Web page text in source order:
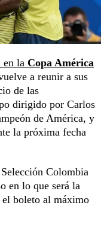
en la Copa América
a reunir a sus
de las
dirigido por Carlos
de América, y
la próxima fecha
Colombia
en lo que será la
boleto al máximo